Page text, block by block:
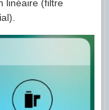
linéaire (filtre